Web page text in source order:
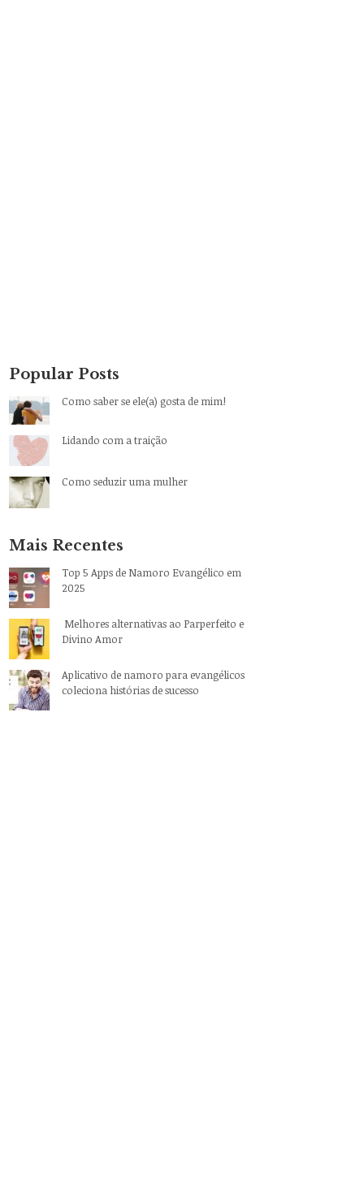
Popular Posts
Como saber se ele(a) gosta de mim!
Lidando com a traição
Como seduzir uma mulher
Mais Recentes
Top 5 Apps de Namoro Evangélico em
2025
Melhores alternativas ao Parperfeito e
Divino Amor
Aplicativo de namoro para evangélicos
coleciona histórias de sucesso